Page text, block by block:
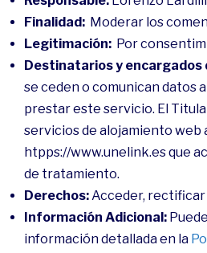
Finalidad: Moderar los
Legitimación: Por
Destinatarios y
se ceden o comunican datos
prestar este servicio. El
servicios de alojamiento web
htpps://www.unelink.es que
de tratamiento.
Derechos:Acceder, rectificar
Información Adicional:
información detallada en la